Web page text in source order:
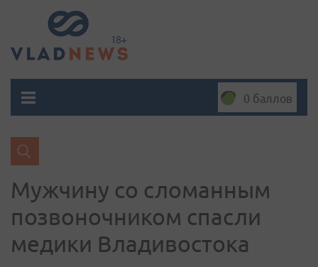
0 баллов
Мужчину со сломанным
позвоночником спасли
медики Владивостока